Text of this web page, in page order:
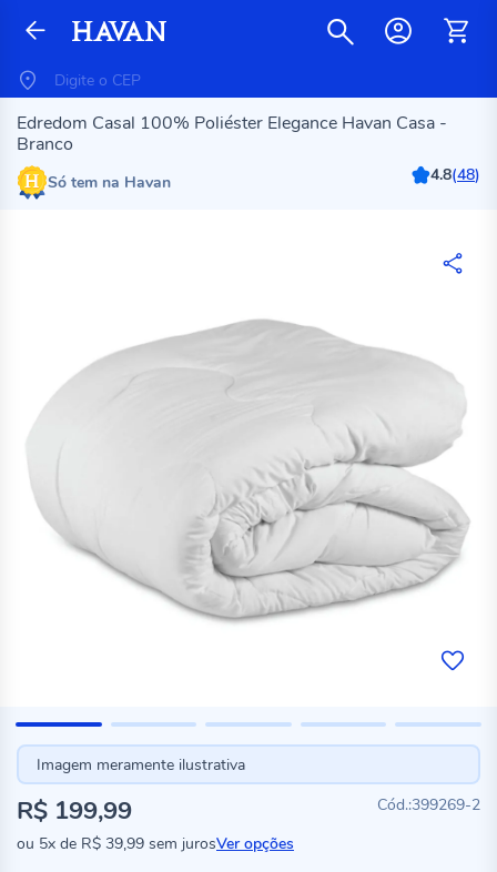
Edredom Casal 100% Poliéster Elegance Havan Casa -
Branco
Só tem na Havan 4.8(48)
Imagem meramente ilustrativa
399269-2
R$ 199,99
ou 5x de R$ 39,99 sem jurosVer opções